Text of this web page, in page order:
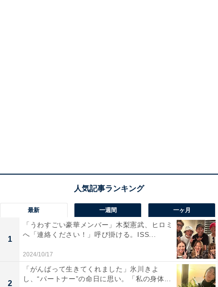
最新 一週間 一ヶ月
1
「うわすごい豪華メンバー」木梨憲武、ヒロミ
へ「連絡ください！」呼び掛ける。ISS...
2024/10/17
2
「がんばって生きてくれました」氷川きよ
し、“パートナー”の命日に思い。「私の身体...